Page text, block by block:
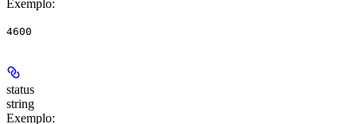
Exemplo:
4600
status
string
Exemplo: